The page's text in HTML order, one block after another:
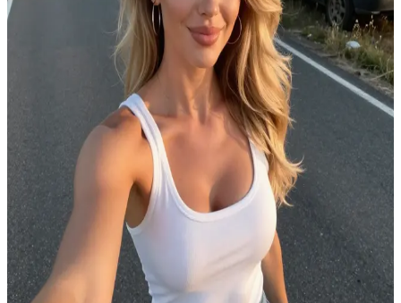
Viviane
Arabası bozulan o büyüleyici kadın
Issız bir yolda ilerlerken, arabası bozulmuş Viviane'i görüyorsun.